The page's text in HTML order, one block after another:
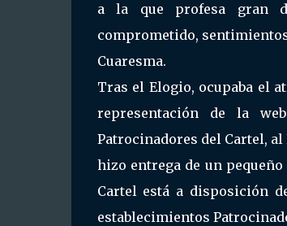
a la que profesa gran
comprometido, sentimientos
Cuaresma.
Tras el Elogio, ocupaba el
representación de la
Patrocinadores del Cartel, al
hizo entrega de un
Cartel está a disposición
establecimientos